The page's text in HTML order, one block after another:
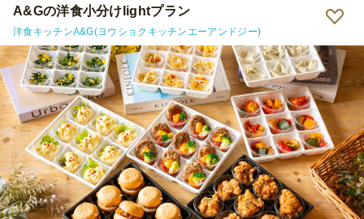
間にしば漬けが入っていました。参加者の間では少し好みが分かれた
ようで、当日はあまり召し上がる方がいませんでした。 ② 3種きのこ
とブロッコリーのマリネは、少し味付けが濃く感じました。お酒と一
緒であればちょうど良いのかもしれませんが、ノンアルの方も一定数
いたため、そのままいただくにはやや塩味が強めでした。 【サービ
ス】 指定時間より少し早めに届けてくださったため、料理を並べる
時間に余裕ができ、とても助かりました。 一方で、配達場所につい
ては少し気になった点がありました。今回の住所は何十年も前から存
在し、Googleマップなどでも問題なく表示される場所ですが、注文
後のメールで「住所が不明瞭」との連絡がありました。当日も配達業
者さんのナビでは表示されなかったようで、お手数をおかけしてしま
いました。 また、注文最低金額が25,000円からだったため、人数分
の料理は足りていても、最低金額に合わせるためにオプションを追加
して調整する必要があり、その点は少し手間に感じました。以前、都
内で利用した際にはもう少し低い最低注文金額の店舗もあったため、
A&Gの洋食小分けlightプラン
洋食キッチンA&G(ヨウショクキッチンエーアンドジー)